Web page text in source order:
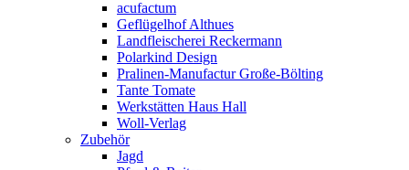
acufactum
Geflügelhof Althues
Landfleischerei Reckermann
Polarkind Design
Pralinen-Manufactur Große-Bölting
Tante Tomate
Werkstätten Haus Hall
Woll-Verlag
Zubehör
Jagd